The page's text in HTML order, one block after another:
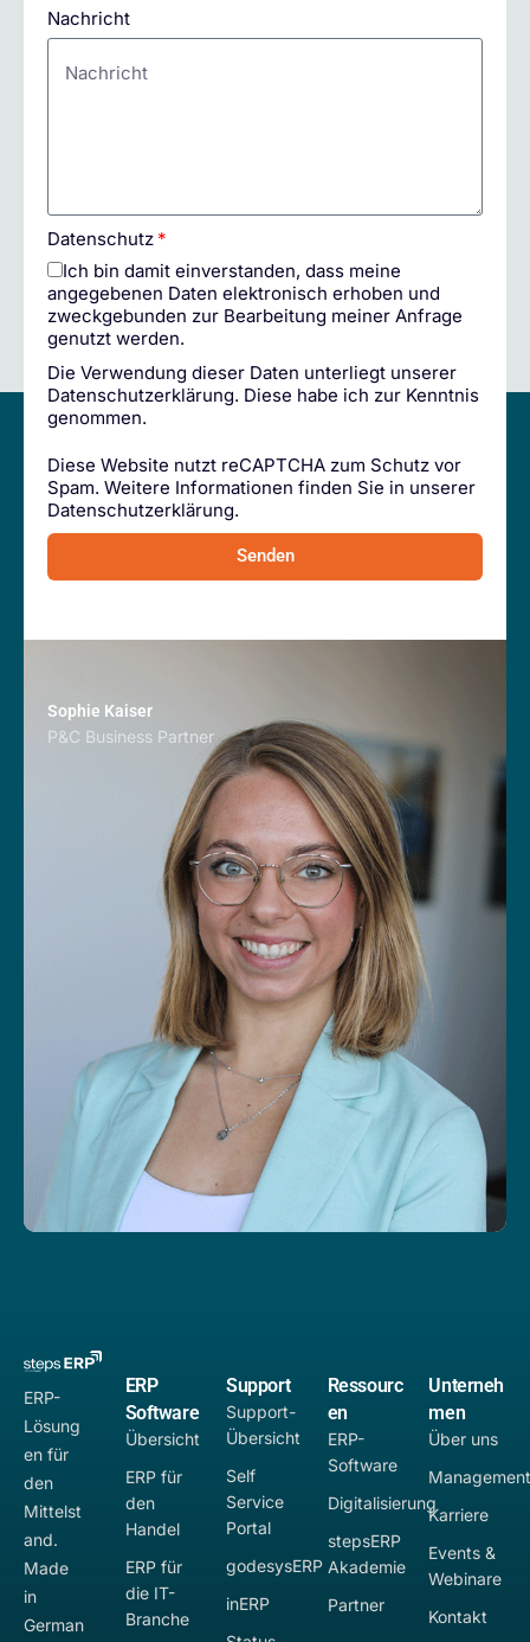
Nachricht
Datenschutz
Ich bin damit einverstanden, dass meine
angegebenen Daten elektronisch erhoben und
zweckgebunden zur Bearbeitung meiner Anfrage
genutzt werden.
Die Verwendung dieser Daten unterliegt unserer
Datenschutzerklärung. Diese habe ich zur Kenntnis
genommen.
Diese Website nutzt reCAPTCHA zum Schutz vor
Spam. Weitere Informationen finden Sie in unserer
Datenschutzerklärung.
Senden
Sophie Kaiser
P&C Business Partner
ERP-
Lösung
en für
den
Mittelst
and.
Made
in
German
ERP
Software
Übersicht
ERP für
den
Handel
ERP für
die IT-
Branche
Support
Support-
Übersicht
Self
Service
Portal
godesysERP
inERP
Ressourc
en
ERP-
Software
Digitalisierung
stepsERP
Akademie
Partner
Unterneh
men
Über uns
Karriere
Events &
Webinare
Kontakt